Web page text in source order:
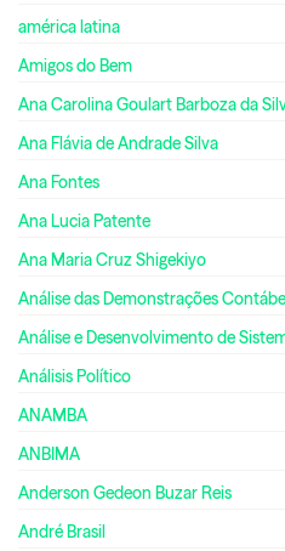
américa latina
Amigos do Bem
Ana Carolina Goulart Barboza da
Ana Flávia de Andrade Silva
Ana Fontes
Ana Lucia Patente
Ana Maria Cruz Shigekiyo
Análise das Demonstrações
Análise e Desenvolvimento de
Análisis Político
ANAMBA
ANBIMA
Anderson Gedeon Buzar Reis
André Brasil